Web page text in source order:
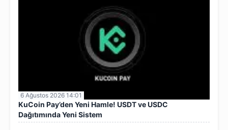
6 Ağustos 2026 14:01
KuCoin Pay’den Yeni Hamle! USDT ve USDC
Dağıtımında Yeni Sistem